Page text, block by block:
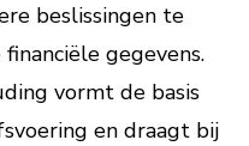
beslissingen te
gegevens.
vormt de basis
en draagt bij